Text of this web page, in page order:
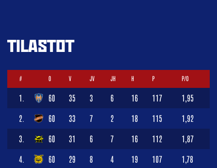
TILASTOT
# O V JV JH H P P/O
1. 60 35 3 6 16 117 1,95
2. 60 33 7 2 18 115 1,92
3. 60 31 6 7 16 112 1,87
4. 60 29 8 4 19 107 1,78